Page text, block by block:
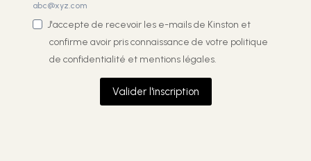
abc@xyz.com
J'accepte de recevoir les e-mails de Kinston et
confirme avoir pris connaissance de votre politique
de confidentialité et mentions légales.
Valider l'inscription